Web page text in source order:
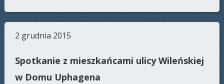
2 grudnia 2015
Spotkanie z mieszkańcami ulicy Wileńskiej
w Domu Uphagena